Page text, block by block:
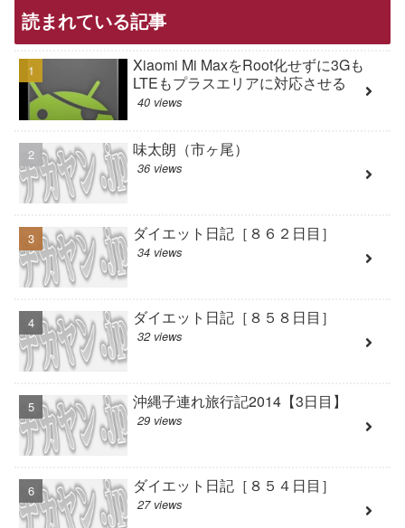
読まれている記事
Xiaomi Mi MaxをRoot化せずに3Gも
LTEもプラスエリアに対応させる
40 views
味太朗（市ヶ尾）
36 views
ダイエット日記［８６２日目］
34 views
ダイエット日記［８５８日目］
32 views
沖縄子連れ旅行記2014【3日目】
29 views
ダイエット日記［８５４日目］
27 views